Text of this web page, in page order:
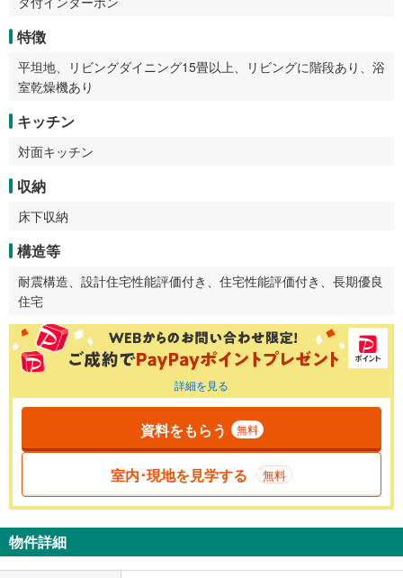
特徴
平坦地、リビングダイニング15畳以上、リビングに階段あり、浴
室乾燥機あり
キッチン
対面キッチン
収納
床下収納
構造等
耐震構造、設計住宅性能評価付き、住宅性能評価付き、長期優良
住宅
詳細を見る
資料をもらう 無料
室内･現地を見学する 無料
物件詳細